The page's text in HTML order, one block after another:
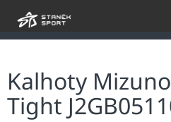
Kalhoty
Tight